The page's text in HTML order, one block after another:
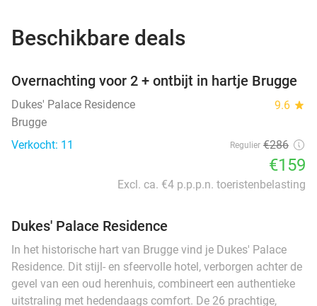
Beschikbare deals
Overnachting voor 2 + ontbijt in hartje Brugge
Dukes' Palace Residence 9.6 star
Brugge
Verkocht: 11
Regulier €286
€159
Excl. ca. €4 p.p.p.n. toeristenbelasting
Dukes' Palace Residence
In het historische hart van Brugge vind je Dukes' Palace
Residence. Dit stijl- en sfeervolle hotel, verborgen achter de
gevel van een oud herenhuis, combineert een authentieke
uitstraling met hedendaags comfort. De 26 prachtige,